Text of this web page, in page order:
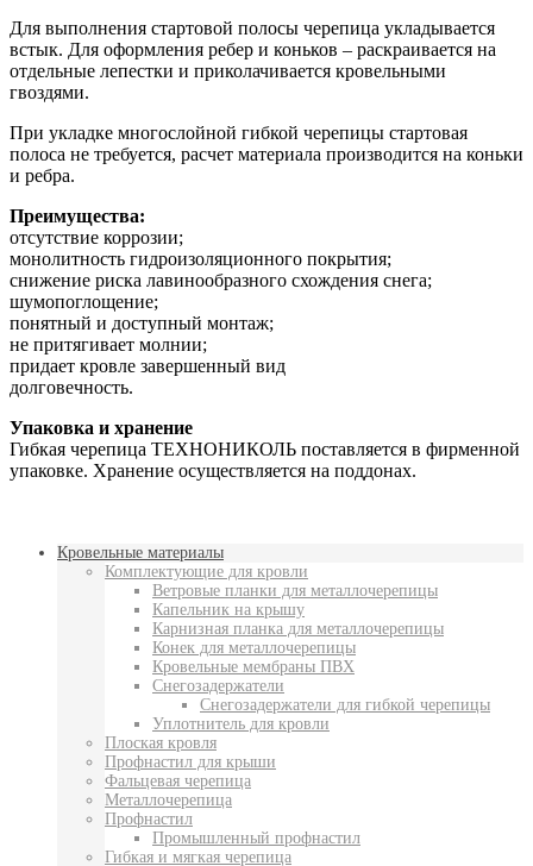
Для выполнения стартовой полосы черепица укладывается
встык. Для оформления ребер и коньков – раскраивается на
отдельные лепестки и приколачивается кровельными
гвоздями.
При укладке многослойной гибкой черепицы стартовая
полоса не требуется, расчет материала производится на коньки
и ребра.
Преимущества:
отсутствие коррозии;
монолитность гидроизоляционного покрытия;
снижение риска лавинообразного схождения снега;
шумопоглощение;
понятный и доступный монтаж;
не притягивает молнии;
придает кровле завершенный вид
долговечность.
Упаковка и хранение
Гибкая черепица ТЕХНОНИКОЛЬ поставляется в фирменной
упаковке. Хранение осуществляется на поддонах.
Кровельные материалы
Комплектующие для кровли
Ветровые планки для металлочерепицы
Капельник на крышу
Карнизная планка для металлочерепицы
Конек для металлочерепицы
Кровельные мембраны ПВХ
Снегозадержатели
Снегозадержатели для гибкой черепицы
Уплотнитель для кровли
Плоская кровля
Профнастил для крыши
Фальцевая черепица
Металлочерепица
Профнастил
Промышленный профнастил
Гибкая и мягкая черепица